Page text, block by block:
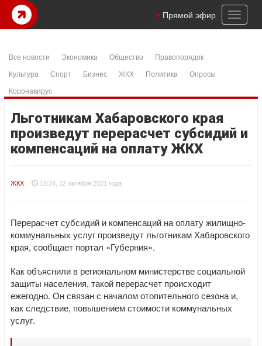
Toggle
Прямой эфир
Все новости Экономика Общество
Правопорядок
Культура
Спорт Бизнес ЖКХ Политика
Опросы
Коронавирус
Льготникам Хабаровского края
произведут перерасчет субсидий и
компенсаций на оплату ЖКХ
ЖКХ 18:24, 12 октября 2021 года
Перерасчет субсидий и компенсаций на оплату жилищно-
коммунальных услуг произведут льготникам Хабаровского
края, сообщает портал «Губерния».
Как объяснили в региональном министерстве социальной
защиты населения, такой перерасчет происходит
ежегодно. Он связан с началом отопительного сезона и,
как следствие, повышением стоимости коммунальных
услуг.